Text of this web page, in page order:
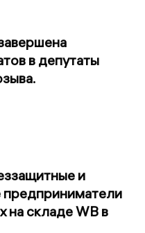
в депутаты
и
предприниматели
на складе WB в